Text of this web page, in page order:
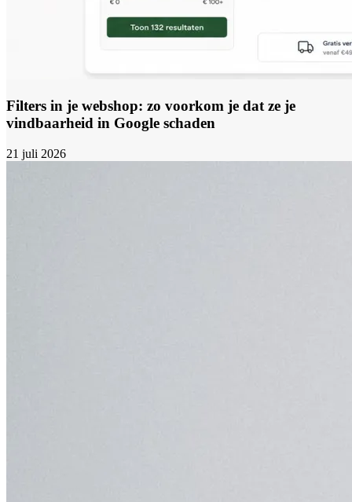
Filters in je webshop: zo voorkom je dat ze je
vindbaarheid in Google schaden
21 juli 2026